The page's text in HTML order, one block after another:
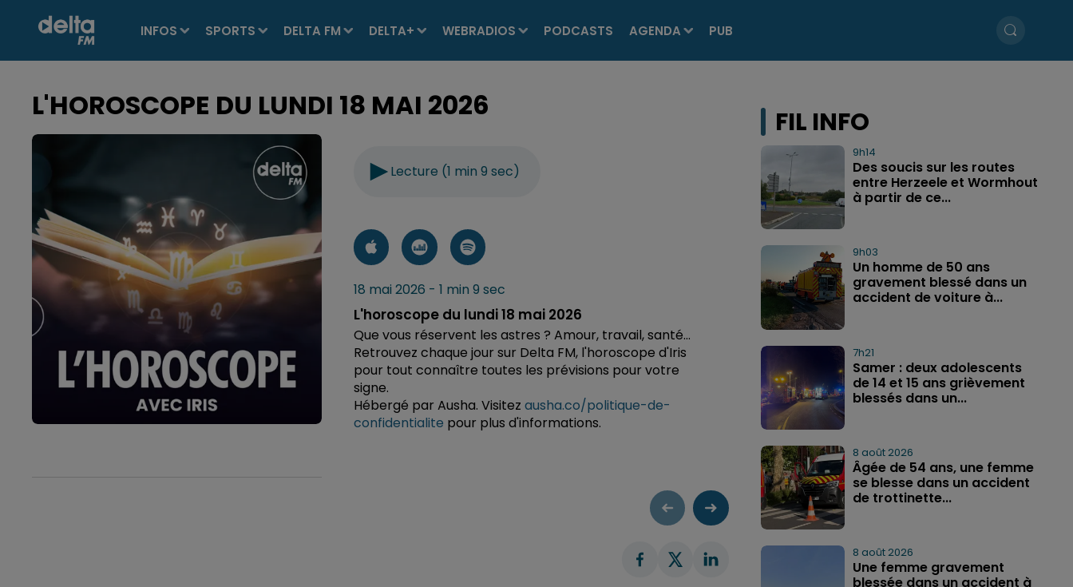
INFOS SPORTS DELTA FM DELTA+ WEBRADIOS PODCASTS AGENDA PUB
L'HOROSCOPE DU LUNDI 18 MAI 2026
Lecture (1 min 9 sec)
18 mai 2026 - 1 min 9 sec
L'horoscope du lundi 18 mai 2026
Que vous réservent les astres ? Amour, travail, santé...
Retrouvez chaque jour sur Delta FM, l'horoscope d'Iris
pour tout connaître toutes les prévisions pour votre
signe.
Hébergé par Ausha. Visitez ausha.co/politique-de-
confidentialite pour plus d'informations.
FIL INFO
9h14
Des soucis sur les routes
entre Herzeele et Wormhout
à partir de ce...
9h03
Un homme de 50 ans
gravement blessé dans un
accident de voiture à...
7h21
Samer : deux adolescents
de 14 et 15 ans grièvement
blessés dans un...
8 août 2026
Âgée de 54 ans, une femme
se blesse dans un accident
de trottinette...
8 août 2026
Une femme gravement
blessée dans un accident à